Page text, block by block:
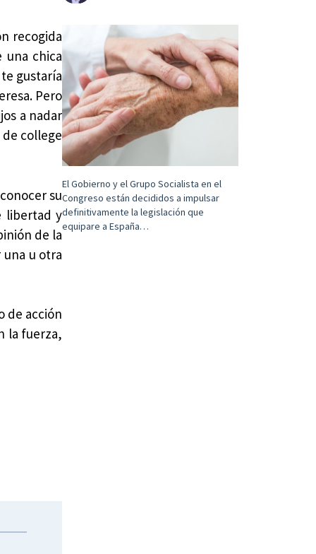
recogida
chica
gustaría
Pero
a nadar
de college
su
libertad y
de la
u otra
de acción
la fuerza,
El Gobierno y el Grupo Socialista en el
Congreso están decididos a impulsar
definitivamente la legislación que
equipare a España…